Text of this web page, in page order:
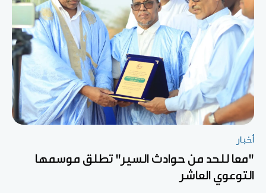
أخبار
"معا للحد من حوادث السير" تطلق موسمها
التوعوي العاشر